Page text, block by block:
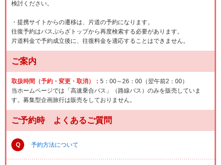
検討ください。
・提携サイトからの遷移は、片道の予約になります。
往復予約はバスぷらざトップから再度検索する必要があります。
片道料金で予約成立後に、往復料金を適応することはできません。
ご案内
取扱時間（予約・変更・取消）： 5：00～26：00（翌午前2：00）
当ホームページでは「高速乗合バス」（路線バス）のみを販売していま
す。募集型企画旅行は販売をしておりません。
ご予約時 よくあるご質問
Q 予約方法について